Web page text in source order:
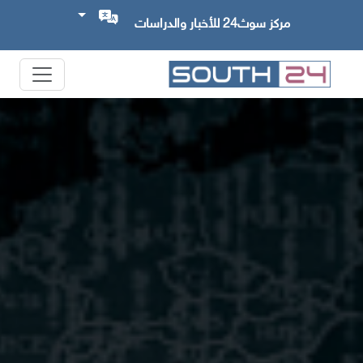
مركز سوث24 للأخبار والدراسات